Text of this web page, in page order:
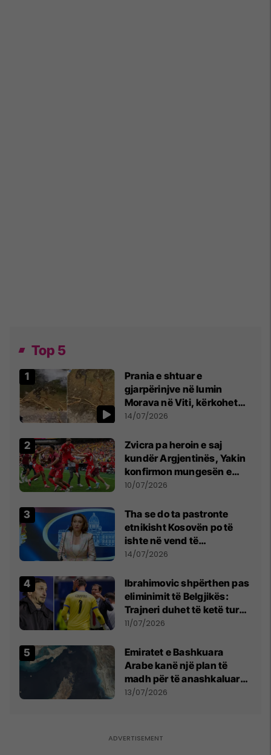
Top 5
Prania e shtuar e
gjarpërinjve në lumin
Morava në Viti, kërkohet
kujdes nga qytetarët
14/07/2026
Zvicra pa heroin e saj
kundër Argjentinës, Yakin
konfirmon mungesën e
madhe
10/07/2026
Tha se do ta pastronte
etnikisht Kosovën po të
ishte në vend të
Millosheviqit, Lëvizja e
kërkon shkarkimin e
menjëhershëm të
Snezhana Paunoviq
14/07/2026
Ibrahimovic shpërthen pas
eliminimit të Belgjikës:
Trajneri duhet të ketë turp,
ai lojtar se meritoi të luante
11/07/2026
Emiratet e Bashkuara
Arabe kanë një plan të
madh për të anashkaluar
Ngushticën e Hormuzit
13/07/2026